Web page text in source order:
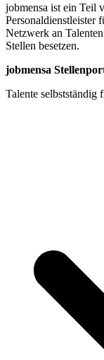
jobmensa ist ein Teil
Personaldienstleister
Netzwerk an
Stellen besetzen.
jobmensa
Talente selbstständig